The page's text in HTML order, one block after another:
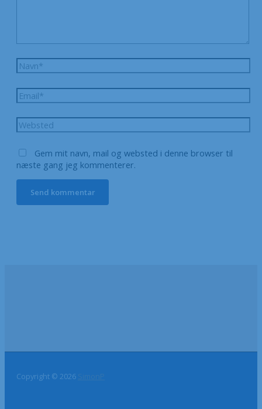
Navn*
Email*
Websted
Gem mit navn, mail og websted i denne browser til
næste gang jeg kommenterer.
Copyright © 2026 SimonP